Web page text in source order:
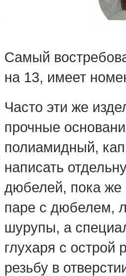
Самый
на 13, имеет
Часто эти же
прочные
полиамидный,
написать
дюбелей, пока же
паре с дюбелем,
шурупы, а
глухаря с острой
резьбу в